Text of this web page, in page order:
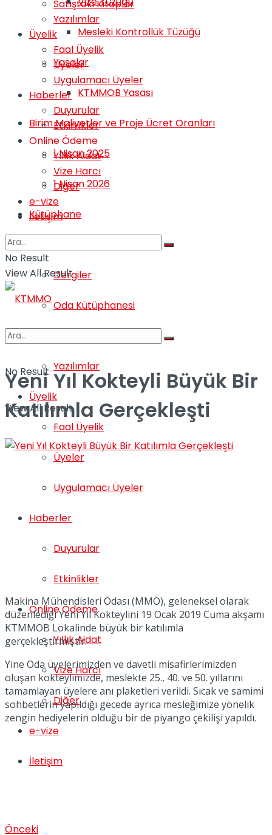
Mesleki Kontrollük Tüzüğü
Yasalar
KTMMOB Yasası
Birim Maliyetler ve Proje Ücret Oranları
1 Nisan 2025
1 Nisan 2026
Kütüphane
Dergiler
Oda Kütüphanesi
Yazılımlar
Üyelik
Faal Üyelik
Üyeler
Uygulamacı Üyeler
Haberler
Duyurular
Etkinlikler
Online Ödeme
Yıllık Aidat
Vize Harcı
Diğer
e-vize
İletişim
Satıştaki Kitaplar
Yazılımlar
Üyelik
Faal Üyelik
Üyeler
Uygulamacı Üyeler
Haberler
Duyurular
Etkinlikler
Online Ödeme
Yıllık Aidat
Vize Harcı
Diğer
e-vize
İletişim
No Result
View All Result
No Result
View All Result
Yeni Yıl Kokteyli Büyük Bir
Katılımla Gerçekleşti
Makina Mühendisleri Odası (MMO), geleneksel olarak
düzenlediği Yeni Yıl Kokteylini 19 Ocak 2019 Cuma akşamı
KTMMOB Lokalinde büyük bir katılımla
gerçekleştirmiştir.
Yine Oda üyelerimizden ve davetli misafirlerimizden
oluşan kokteylimizde, meslekte 25., 40. ve 50. yıllarını
tamamlayan üyelere anı plaketleri verildi. Sıcak ve samimi
sohbetlerin yapıldığı gecede ayrıca mesleğimize yönelik
zengin hediyelerin olduğu bir de piyango çekilişi yapıldı.
Önceki